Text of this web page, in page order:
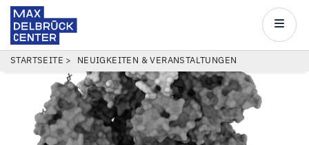
Direkt
Center
Main
PFADNAVIGATION
STARTSEITE NEUIGKEITEN & VERANSTALTUNGEN